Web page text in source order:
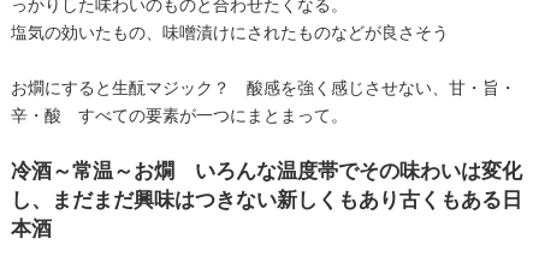
っかりした味わいのものと合わせたくなる。
塩気の効いたもの、味噌漬けにされたものなどが良さそう
お燗にすると生酛マジック？ 酸感を強く感じさせない、甘・旨・
辛・酸 すべての要素が一つにまとまって。
冷酒～常温～お燗 いろんな温度帯でその味わいは変化
し、まだまだ興味はつきない新しくもあり古くもある日
本酒